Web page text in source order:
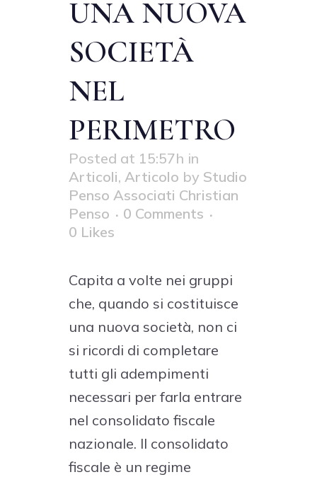
UNA NUOVA
SOCIETÀ
NEL
PERIMETRO
Posted at 15:57h in
Articoli, Articolo by Studio
Penso Associati Christian
Penso
0 Comments
0 Likes
Capita a volte nei gruppi
che, quando si costituisce
una nuova società, non ci
si ricordi di completare
tutti gli adempimenti
necessari per farla entrare
nel consolidato fiscale
nazionale. Il consolidato
fiscale è un regime